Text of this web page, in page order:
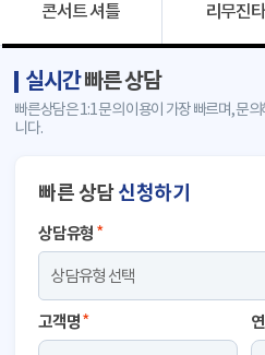
콘서트 셔틀 리무진
실시간빠른 상담
빠른상담은 1:1 문의 이용이 가장 빠르며, 문
니다.
빠른 상담신청하기
상담유형 *
고객명*